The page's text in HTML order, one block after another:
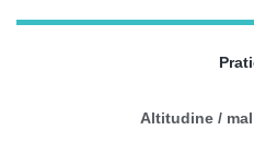
Altitudine /